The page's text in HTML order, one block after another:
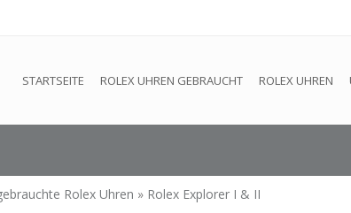
STARTSEITE ROLEX UHREN GEBRAUCHT ROLEX UHREN
Rolex Uhren » Rolex Explorer I & II
Dieser Shop befindet sich im Aufbau. Eventuell